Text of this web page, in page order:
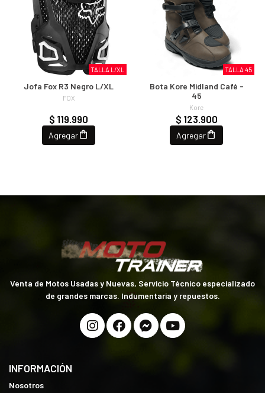
TALLA L/XL
Jofa Fox R3 Negro L/XL
FOX
$ 119.990
Agregar
TALLA 45
Bota Kore Midland Café -
45
Kore
$ 123.900
Agregar
Venta de Motos Usadas y Nuevas, Servicio Técnico especializado
de grandes marcas. Indumentaria y repuestos.
INFORMACIÓN
Nosotros